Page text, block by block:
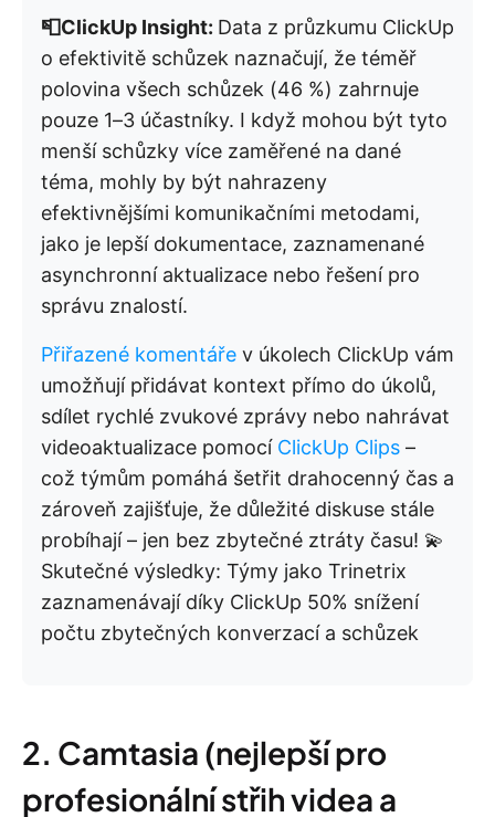
📮ClickUp Insight: Data z průzkumu ClickUp
o efektivitě schůzek naznačují, že téměř
polovina všech schůzek (46 %) zahrnuje
pouze 1–3 účastníky. I když mohou být tyto
menší schůzky více zaměřené na dané
téma, mohly by být nahrazeny
efektivnějšími komunikačními metodami,
jako je lepší dokumentace, zaznamenané
asynchronní aktualizace nebo řešení pro
správu znalostí.
Přiřazené komentáře v úkolech ClickUp vám
umožňují přidávat kontext přímo do úkolů,
sdílet rychlé zvukové zprávy nebo nahrávat
videoaktualizace pomocí ClickUp Clips –
což týmům pomáhá šetřit drahocenný čas a
zároveň zajišťuje, že důležité diskuse stále
probíhají – jen bez zbytečné ztráty času! 💫
Skutečné výsledky: Týmy jako Trinetrix
zaznamenávají díky ClickUp 50% snížení
počtu zbytečných konverzací a schůzek
2. Camtasia (nejlepší pro
profesionální střih videa a